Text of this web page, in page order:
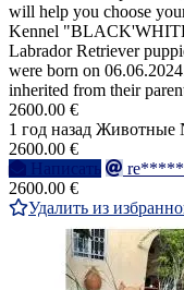
will help you choose
Kennel
Labrador Retriever
were born on
inherited from their
2600.00 €
1 год назад Животные
2600.00 €
Написать
2600.00 €
Удалить из